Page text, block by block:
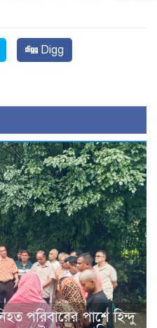
Digg
পরিবারের পাশে হিন্দু